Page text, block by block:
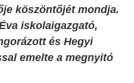
köszöntőjét mondja.
iskolaigazgató,
és Hegyi
emelte a megnyitó